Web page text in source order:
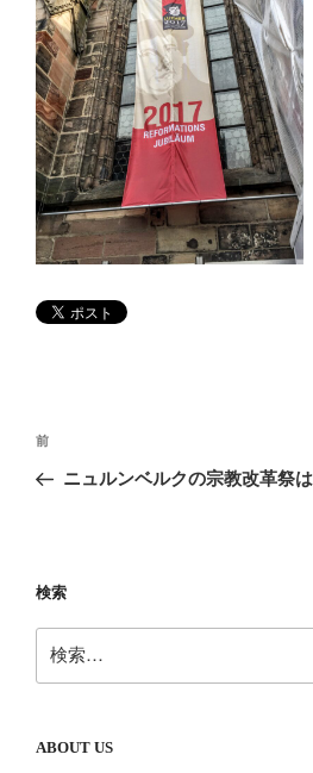
投
ナ
ー
シ
ョ
前
の
前
ニュルンベルクの宗教改革祭
検索
索:
ABOUT US